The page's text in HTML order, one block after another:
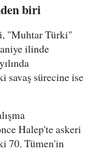
biri
"Muhtar Türki"
ilinde
savaş sürecine ise
Halep'te askeri
70. Tümen'in